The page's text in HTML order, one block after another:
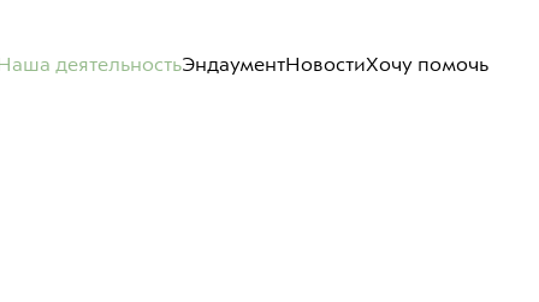
деятельностьЭндаументНовостиХочу помочь